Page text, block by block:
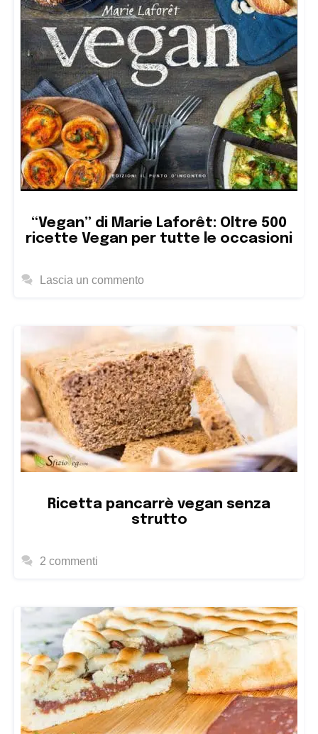
“Vegan” di Marie Laforêt: Oltre 500
ricette Vegan per tutte le occasioni
Lascia un commento
Ricetta pancarrè vegan senza
strutto
2 commenti